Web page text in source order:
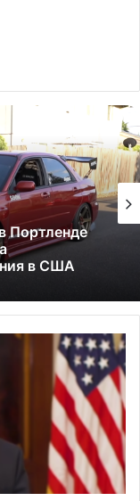
Портленде
в США
сыра